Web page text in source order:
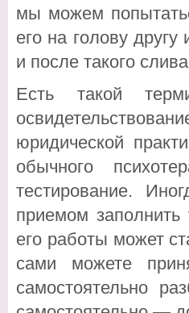
мы можем
его на голову
и после такого
Есть такой
юридической
обычного
тестирование.
приемом заполнить
его работы может
сами можете
самостоятельно